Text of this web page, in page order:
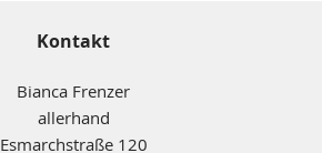
Kontakt
Bianca Frenzer
allerhand
Esmarchstraße 120